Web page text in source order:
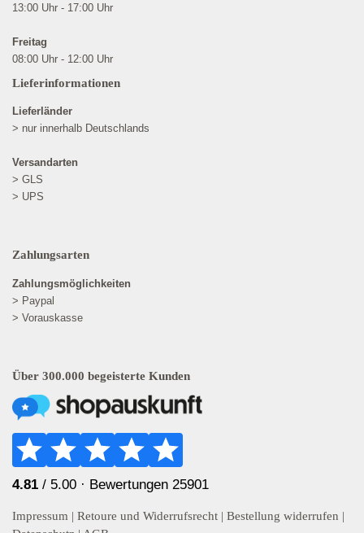
13:00 Uhr - 17:00 Uhr
Freitag
08:00 Uhr - 12:00 Uhr
Lieferinformationen
Lieferländer
> nur innerhalb Deutschlands
Versandarten
> GLS
> UPS
Zahlungsarten
Zahlungsmöglichkeiten
> Paypal
> Vorauskasse
Über 300.000 begeisterte Kunden
4.81 / 5.00 · Bewertungen 25901
Impressum | Retoure und Widerrufsrecht | Bestellung widerrufen |